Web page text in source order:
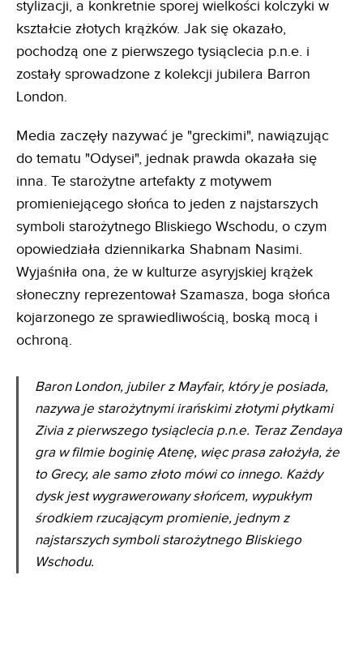
stylizacji, a konkretnie sporej wielkości kolczyki w
kształcie złotych krążków. Jak się okazało,
pochodzą one z pierwszego tysiąclecia p.n.e. i
zostały sprowadzone z kolekcji jubilera Barron
London.
Media zaczęły nazywać je "greckimi", nawiązując
do tematu "Odysei", jednak prawda okazała się
inna. Te starożytne artefakty z motywem
promieniejącego słońca to jeden z najstarszych
symboli starożytnego Bliskiego Wschodu, o czym
opowiedziała dziennikarka Shabnam Nasimi.
Wyjaśniła ona, że w kulturze asyryjskiej krążek
słoneczny reprezentował Szamasza, boga słońca
kojarzonego ze sprawiedliwością, boską mocą i
ochroną.
Baron London, jubiler z Mayfair, który je posiada,
nazywa je starożytnymi irańskimi złotymi płytkami
Zivia z pierwszego tysiąclecia p.n.e. Teraz Zendaya
gra w filmie boginię Atenę, więc prasa założyła, że ​​
to Grecy, ale samo złoto mówi co innego. Każdy
dysk jest wygrawerowany słońcem, wypukłym
środkiem rzucającym promienie, jednym z
najstarszych symboli starożytnego Bliskiego
Wschodu.